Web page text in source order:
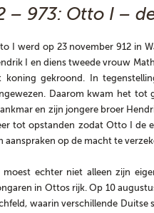
– 973: Otto I –
I werd op 23 november 912 in
I en diens tweede vrouw
koning gekroond. In
Daarom kwam het tot
en zijn jongere broer
tot opstanden zodat Otto I de
aanspraken op de macht te
moest echter niet alleen zijn
in Ottos rijk. Op 10
waarin verschillende